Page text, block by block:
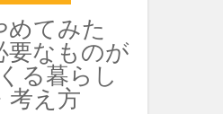
めてみた
要なものが
る暮らし
考え方